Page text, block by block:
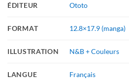
ÉDITEUR Ototo
FORMAT 12.8×17.9 (manga)
ILLUSTRATION N&B + Couleurs
LANGUE Français